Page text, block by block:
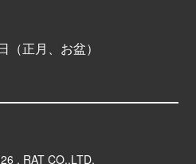
正月、お盆）
, RAT CO.,LTD.